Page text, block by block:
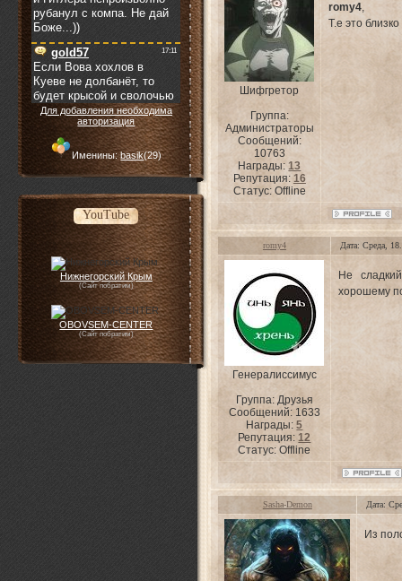
Для добавления необходима
авторизация
Именины:basik(29)
YouTube
Нижнегорский Крым
(Сайт побратим)
OBOVSEM-CENTER
(Сайт побратим)
Шифгретор
Группа:
Администраторы
Сообщений:
10763
Награды:13
Репутация: 16
Статус: Offline
romy4,
Т.е это
romy4 Дата: Среда,
Генералиссимус
Группа: Друзья
Сообщений: 1633
Награды:5
Репутация:12
Статус:Offline
Не
хорошему
Sasha-Demon Дата:
Из